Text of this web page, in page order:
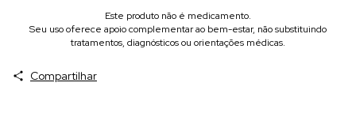
Este produto não é medicamento.
Seu uso oferece apoio complementar ao bem-estar, não substituindo
tratamentos, diagnósticos ou orientações médicas.
Compartilhar